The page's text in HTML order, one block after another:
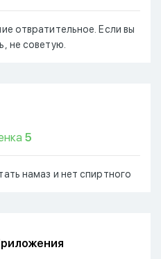
отвратительное. Если вы
не советую.
5
намаз и нет спиртного